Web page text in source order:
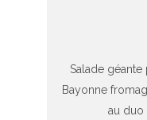
Salade
Bayonne
au duo